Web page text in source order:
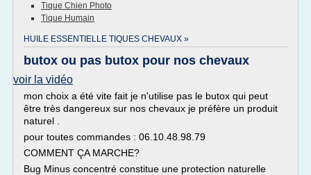
Tique Chien Photo
Tique Humain
HUILE ESSENTIELLE TIQUES CHEVAUX »
butox ou pas butox pour nos chevaux
voir la vidéo
mon choix a été vite fait je n'utilise pas le butox qui peut
être très dangereux sur nos chevaux je préfère un produit
naturel .
pour toutes commandes : 06.10.48.98.79
COMMENT ÇA MARCHE?
Bug Minus concentré constitue une protection naturelle